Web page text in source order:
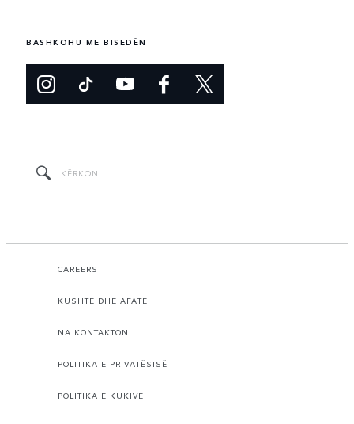
BASHKOHU ME BISEDËN
CAREERS
KUSHTE DHE AFATE
NA KONTAKTONI
POLITIKA E PRIVATËSISË
POLITIKA E KUKIVE